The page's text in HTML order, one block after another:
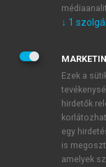
JELSZÓ
JELSZÓ ÚJRA
Kérek
↓ 1
Ezek a
hirdetők
egy
is
amelyek